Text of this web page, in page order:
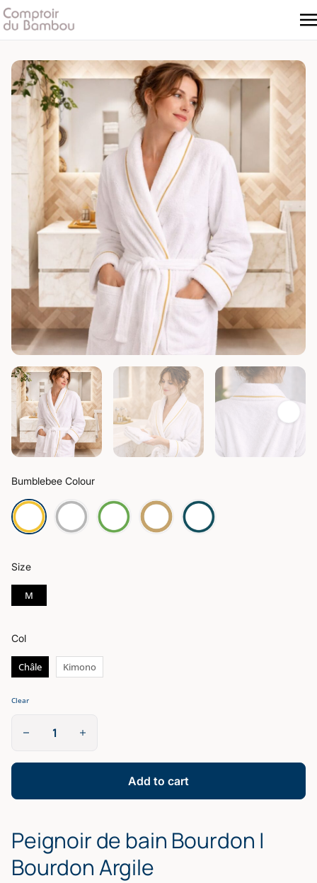
Peignoir de bain Bourdon |
Bourdon Argile
Bumblebee Colour
Size
M
Col
Châle Kimono
Clear
Bourdon
Bourdon
Add to cart